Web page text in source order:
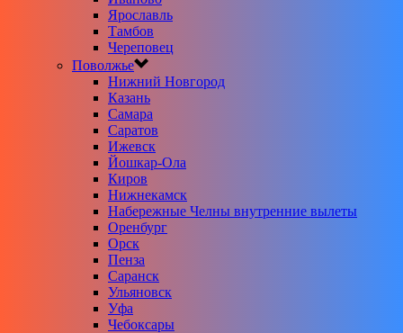
Ярославль
Тамбов
Череповец
Поволжье
Нижний Новгород
Казань
Самара
Саратов
Ижевск
Йошкар-Ола
Киров
Нижнекамск
Набережные Челны внутренние вылеты
Оренбург
Орск
Пенза
Саранск
Ульяновск
Уфа
Чебоксары